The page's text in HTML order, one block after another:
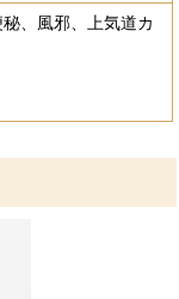
、風邪、上気道カ